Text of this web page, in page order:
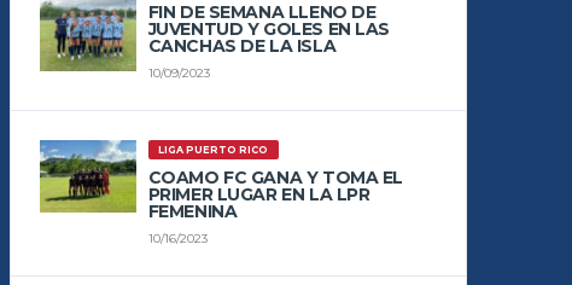
FIN DE SEMANA LLENO DE
JUVENTUD Y GOLES EN LAS
CANCHAS DE LA ISLA
10/09/2023
LIGA PUERTO RICO
COAMO FC GANA Y TOMA EL
PRIMER LUGAR EN LA LPR
FEMENINA
10/16/2023